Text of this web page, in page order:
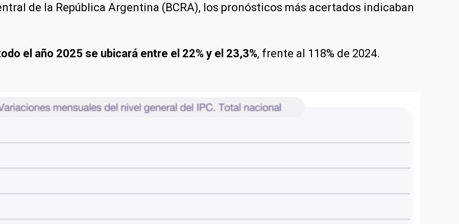
de la República Argentina (BCRA), los pronósticos más acertados indicaban
el año 2025 se ubicará entre el 22% y el 23,3%, frente al 118% de 2024.